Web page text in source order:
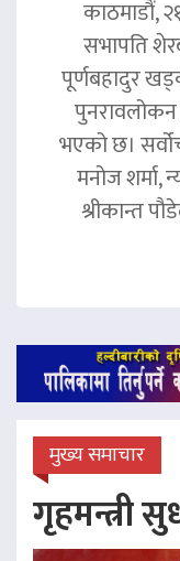
काठमाडौं,
सभापति
पूर्णबहादुर
पुनरावलोकन
भएको छ।
मनोज शर्मा,
श्रीकान्त
मुख्य समाचार
गृहमन्त्री